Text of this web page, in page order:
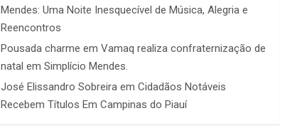
Mendes: Uma Noite Inesquecível de Música, Alegria e
Reencontros
Pousada charme emVamaq realiza confraternização de
natal em Simplício Mendes.
José Elissandro Sobreira emCidadãos Notáveis
Recebem Títulos Em Campinas do Piauí